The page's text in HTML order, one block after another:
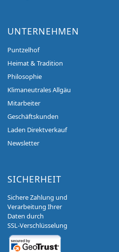
UNTERNEHMEN
Puntzelhof
Heimat & Tradition
Philosophie
Klimaneutrales Allgäu
Mitarbeiter
Geschäftskunden
Laden Direktverkauf
Newsletter
SICHERHEIT
Sichere Zahlung und
Verarbeitung Ihrer
Daten durch
SSL-Verschlüsselung